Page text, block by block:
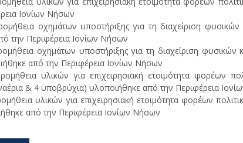
Ιονίων Νήσων
οχημάτων υποστήριξης για τη διαχείριση
την Περιφέρεια Ιονίων Νήσων
οχημάτων υποστήριξης για τη διαχείριση
από την Περιφέρεια Ιονίων Νήσων
υλικών για επιχειρησιακή ετοιμότητα φορέων
& 4 υποβρύχια) υλοποιήθηκε από την Περιφέρεια
υλικών για επιχειρησιακή ετοιμότητα φορέων
από την Περιφέρεια Ιονίων Νήσων